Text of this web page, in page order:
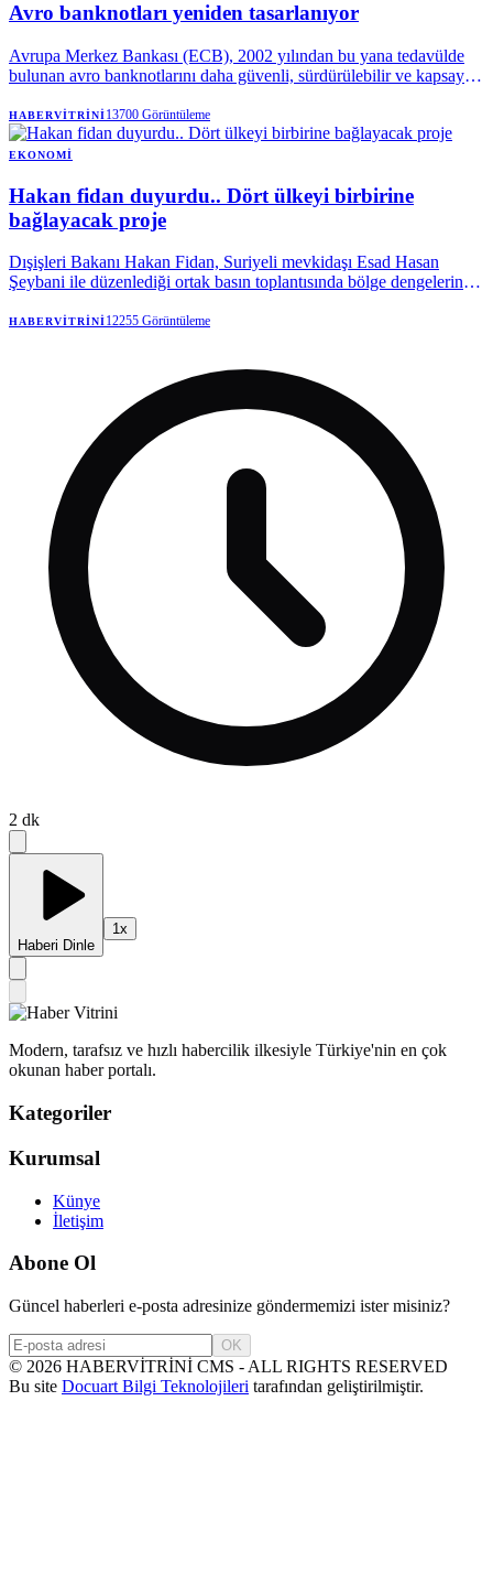
Avro banknotları yeniden tasarlanıyor
Avrupa Merkez Bankası (ECB), 2002 yılından bu yana tedavülde
bulunan avro banknotlarını daha güvenli, sürdürülebilir ve kapsayıcı
Ajansı
HABERVITRINI13700 Görüntüleme
EKONOMI
Hakan fidan duyurdu.. Dört ülkeyi birbirine
bağlayacak proje
Dışişleri Bakanı Hakan Fidan, Suriyeli mevkidaşı Esad Hasan
Şeybani ile düzenlediği ortak basın toplantısında bölge dengelerini
kara ve demir yolu projesinin detayları kamuoyuyla paylaşıldı.
HABERVITRINI12255 Görüntüleme
2 dk
Haberi Dinle
1x
Modern, tarafsız ve hızlı habercilik ilkesiyle Türkiye'nin en çok
okunan haber portalı.
Kategoriler
Kurumsal
Künye
İletişim
Abone Ol
Güncel haberleri e-posta adresinize göndermemizi ister misiniz?
OK
© 2026 HABERVİTRİNİ CMS - ALL RIGHTS RESERVED
Bu site Docuart Bilgi Teknolojileri tarafından geliştirilmiştir.